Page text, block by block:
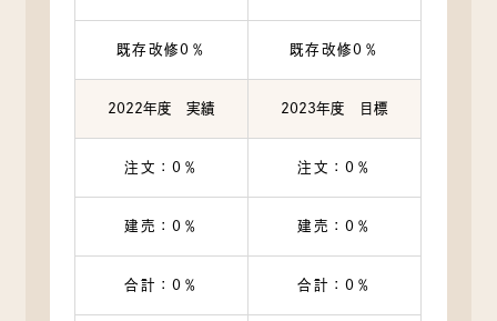
既存改修0％ 既存改修0％
2022年度 実績 2023年度 目標
注文：0％ 注文：0％
建売：0％ 建売：0％
合計：0％ 合計：0％